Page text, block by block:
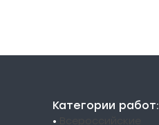
Категории работ:
•